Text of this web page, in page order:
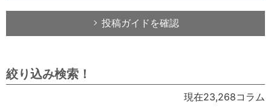
投稿ガイドを確認
絞り込み検索！
現在23,268コラム